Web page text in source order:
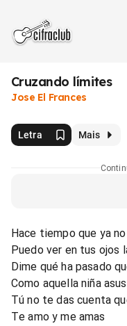
Cruzando límites
Jose El Frances
Letra Mais
Hace tiempo que ya
Puedo ver en tus ojos
Dime qué ha pasado
Como aquella niña
Tú no te das cuenta
Te amo y me amas